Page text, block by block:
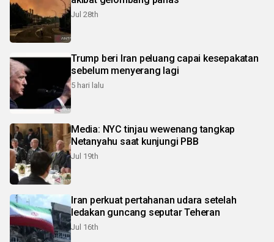
Jul 28th
Trump beri Iran peluang capai kesepakatan
sebelum menyerang lagi
5 hari lalu
Media: NYC tinjau wewenang tangkap
Netanyahu saat kunjungi PBB
Jul 19th
Iran perkuat pertahanan udara setelah
ledakan guncang seputar Teheran
Jul 16th